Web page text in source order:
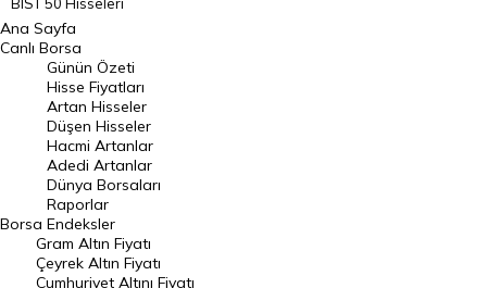
BIST 50 Hisseleri
BIST 100 Hisseleri
En Çok Artan Hisseler
En Çok Düşen Hisseler
Hacmi Artanlar
Geçmiş Kapanışlar
Dünya Borsaları
Raporlar
Endeksler
Ana Sayfa
Canlı Borsa
Borsa
Günün Özeti
Hisse Fiyatları
Artan Hisseler
Düşen Hisseler
Hacmi Artanlar
Adedi Artanlar
Dünya Borsaları
Raporlar
Endeksler
Gram Altın Fiyatı
Çeyrek Altın Fiyatı
Cumhuriyet Altını Fiyatı